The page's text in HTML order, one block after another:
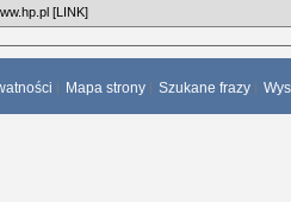
[LINK]
Mapa strony Szukane frazy